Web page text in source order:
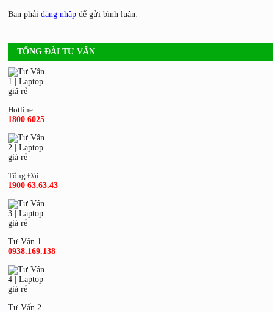
Bạn phải đăng nhập để gửi bình luận.
TỔNG ĐÀI TƯ VẤN
Hotline
1800 6025
Tổng Đài
1900 63.63.43
Tư Vấn 1
0938.169.138
Tư Vấn 2